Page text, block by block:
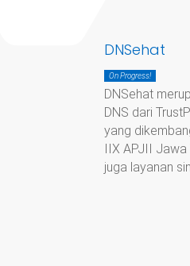
DNSehat
On Progress!
DNSehat
DNS dari
yang
IIX APJII Jawa
juga layanan